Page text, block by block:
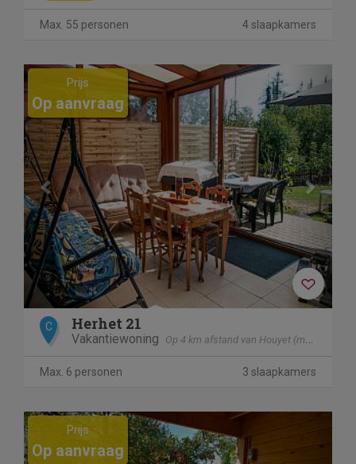
Max. 55 personen 4 slaapkamers
Previous Next
Prijs
Op aanvraag
C Herhet 21
Vakantiewoning Op 4 km afstand van Houyet (mesnil - Eglise)
Max. 6 personen 3 slaapkamers
Previous
Prijs
Op aanvraag